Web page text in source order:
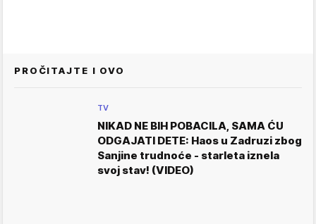
PROČITAJTE I OVO
TV
NIKAD NE BIH POBACILA, SAMA ĆU
ODGAJATI DETE: Haos u Zadruzi zbog
Sanjine trudnoće - starleta iznela
svoj stav! (VIDEO)